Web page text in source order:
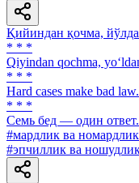
Қийиндан қочма,
* * *
Qiyindan qochma,
* * *
Hard cases make bad law.
* * *
Семь бед — один ответ.
#мардлик ва
#эпчиллик ва